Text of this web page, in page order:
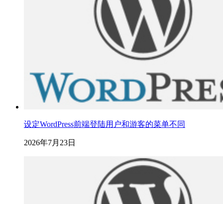
设定WordPress前端登陆用户和游客的菜单不同
2026年7月23日